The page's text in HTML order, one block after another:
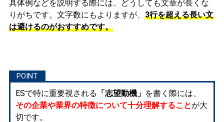
具体例などを説明する際には、どうしても文章が長くな
りがちです。文字数にもよりますが、 3行を超える長い文
は避けるのがおすすめです。
ESで特に重要視される 「志望動機」 を書く際には、
その企業や業界の特徴について十分理解することが大
切です。